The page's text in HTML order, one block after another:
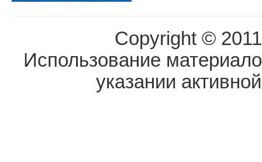
Copyright ©
Использование
указании